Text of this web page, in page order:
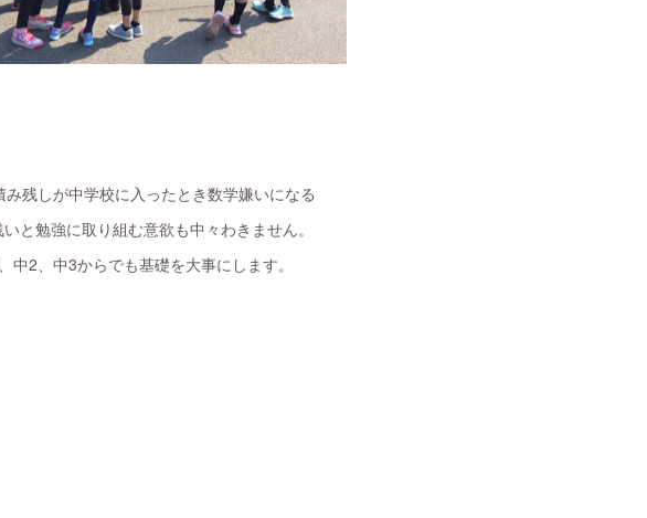
残しが中学校に入ったとき数学嫌いになる
と勉強に取り組む意欲も中々わきません。
2、中3からでも基礎を大事にします。